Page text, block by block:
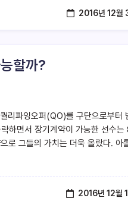
2016년 12월
할까?
리파잉오퍼(QO)를 구단으로부터
하면서 장기계약이 가능한 선수는
로 그들의 가치는 더욱 올랐다. 아
2016년 12월